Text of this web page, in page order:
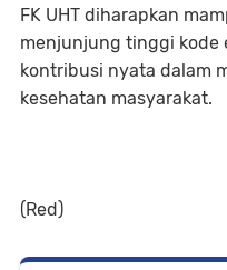
FK UHT diharapkan
menjunjung tinggi kode
kontribusi nyata dalam
kesehatan masyarakat.
(Red)